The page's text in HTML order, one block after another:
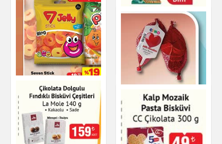
Luppo Brownie Islak
Kek mini
Çikolata & Bisküvi &
Kuruyemiş
Ranch Sos Aromalı
Çeşnili Çubuk Kraker
Eti Crax 175 g
Çikolata & Bisküvi &
Kuruyemiş
Seven Stick Halka
Şeftali Aromalı
Yumuşak Şeker 100
g